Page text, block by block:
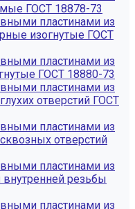
ГОСТ 18878-73
пластинами из
изогнутые ГОСТ
пластинами из
ГОСТ 18880-73
пластинами из
отверстий ГОСТ
пластинами из
отверстий
пластинами из
резьбы
пластинами из